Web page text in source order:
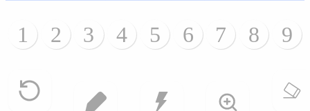
1 2 3 4 5 6 7 8 9